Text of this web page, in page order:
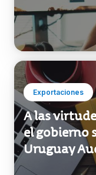
Exportaciones
A las
el gobierno
Uruguay